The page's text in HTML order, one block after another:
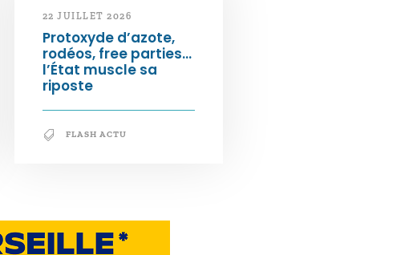
22 JUILLET 2026
Protoxyde d’azote,
rodéos, free parties…
l’État muscle sa
riposte
FLASH ACTU